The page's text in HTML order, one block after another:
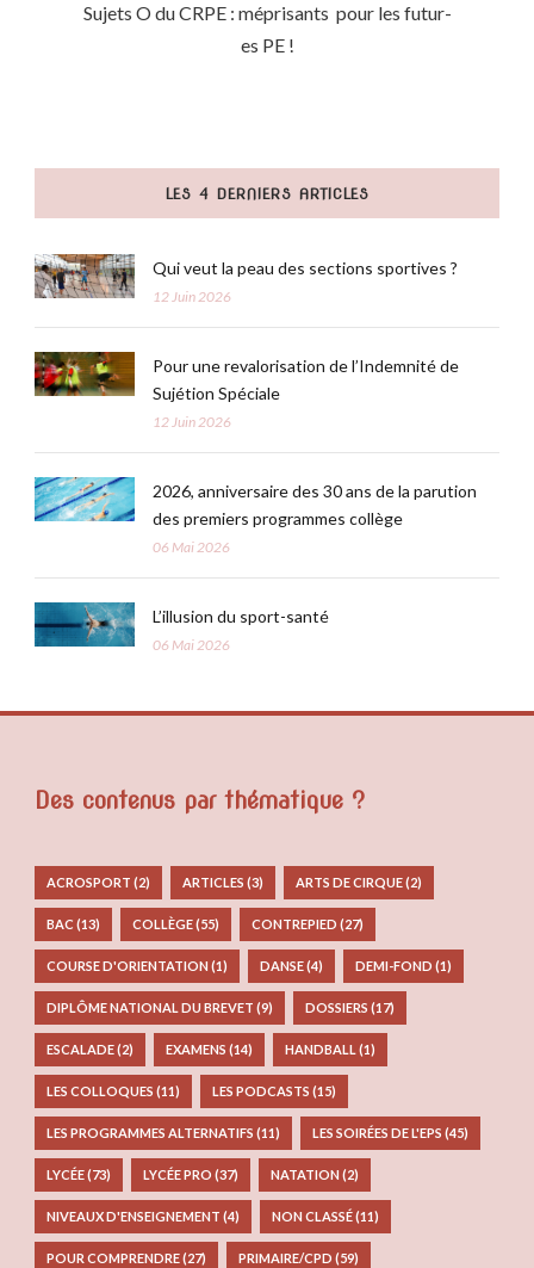
Sujets O du CRPE : méprisants pour les futur-
es PE !
LES 4 DERNIERS ARTICLES
Qui veut la peau des sections sportives ?
12 Juin 2026
Pour une revalorisation de l’Indemnité de
Sujétion Spéciale
12 Juin 2026
2026, anniversaire des 30 ans de la parution
des premiers programmes collège
06 Mai 2026
L’illusion du sport-santé
06 Mai 2026
Des contenus par thématique ?
ACROSPORT (2) ARTICLES (3) ARTS DE CIRQUE(2)
BAC (13) COLLÈGE(55) CONTREPIED (27)
COURSE D'ORIENTATION (1) DANSE(4) DEMI-FOND (1)
DIPLÔME NATIONAL DU BREVET (9) DOSSIERS (17)
ESCALADE(2) EXAMENS (14) HANDBALL (1)
LES COLLOQUES (11) LES PODCASTS (15)
LES PROGRAMMES ALTERNATIFS (11) LES SOIRÉES DE L'EPS (45)
LYCÉE(73) LYCÉE PRO (37) NATATION (2)
NIVEAUX D'ENSEIGNEMENT (4) NON CLASSÉ(11)
POUR COMPRENDRE(27) PRIMAIRE/CPD (59)